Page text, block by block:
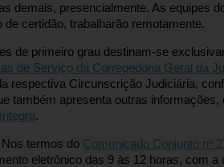
demais, presencialmente. As equipes
de certidão, trabalharão remotamente.
de primeiro grau destinam-se
de Serviço da Corregedoria Geral da
respectiva Circunscrição Judiciária,
também apresenta outras
íntegra.
Nos termos do Comunicado Conjunto nº
eletrônico das 9 às 12 horas, com